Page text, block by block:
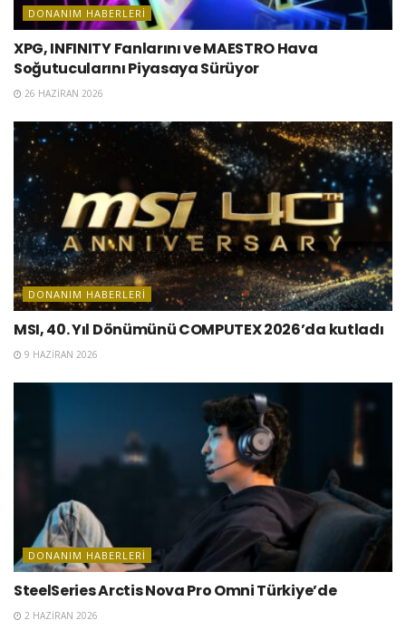
DONANIM HABERLERI
XPG, INFINITY Fanlarını ve MAESTRO Hava
Soğutucularını Piyasaya Sürüyor
26 HAZIRAN 2026
DONANIM HABERLERI
MSI, 40. Yıl Dönümünü COMPUTEX 2026’da kutladı
9 HAZIRAN 2026
DONANIM HABERLERI
SteelSeries Arctis Nova Pro Omni Türkiye’de
2 HAZIRAN 2026